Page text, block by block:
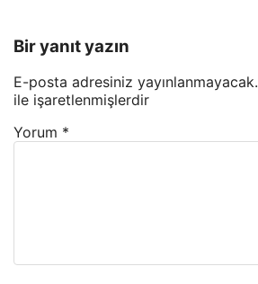
Bir yanıt yazın
E-posta adresiniz yayınlanmayacak.
ile işaretlenmişlerdir
Yorum *